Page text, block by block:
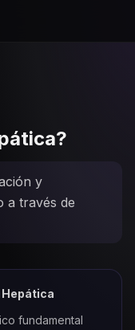
?
y
a través de
fundamental